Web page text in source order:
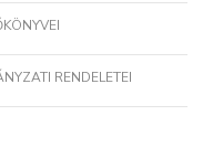
RENDELETEI